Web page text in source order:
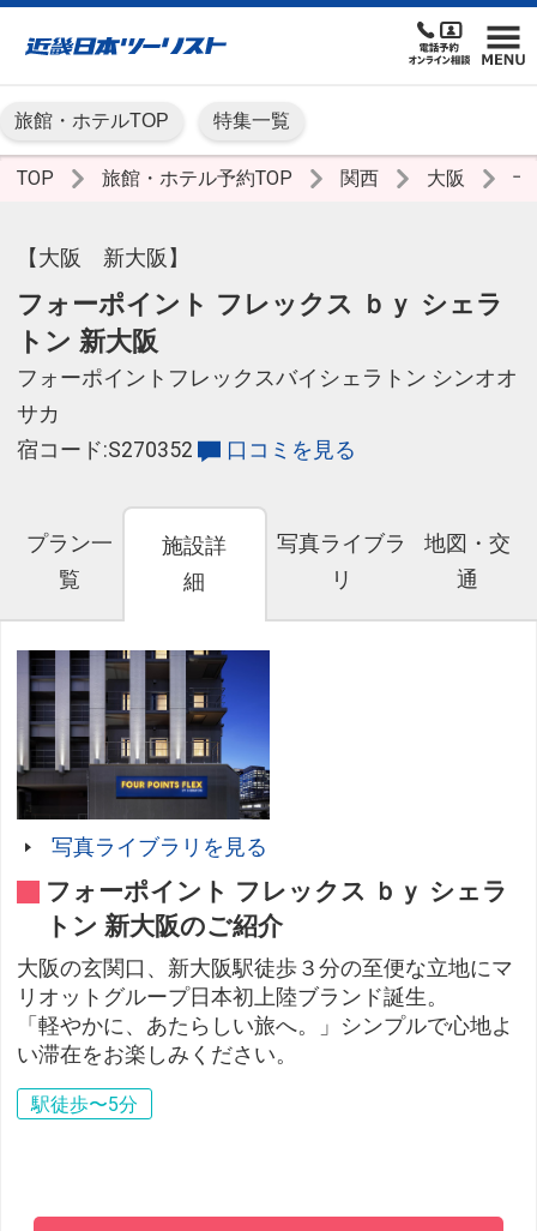
旅館・ホテルTOP 特集一覧
TOP 旅館・ホテル予約TOP 関西 大阪 十
【大阪 新大阪】
フォーポイント フレックス ｂｙ シェラ
トン 新大阪
フォーポイントフレックスバイシェラトン シンオオ
サカ
宿コード:S270352
口コミを見る
プラン一
覧
施設詳
細
写真ライブラ
リ
地図・交
通
写真ライブラリを見る
フォーポイント フレックス ｂｙ シェラ
トン 新大阪のご紹介
大阪の玄関口、新大阪駅徒歩３分の至便な立地にマ
リオットグループ日本初上陸ブランド誕生。
「軽やかに、あたらしい旅へ。」シンプルで心地よ
い滞在をお楽しみください。
駅徒歩〜5分